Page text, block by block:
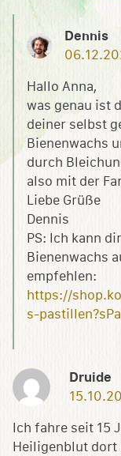
Dennis
Hallo Anna,
was genau ist
deiner selbst
Bienenwachs
durch
also mit der
Liebe Grüße
Dennis
PS: Ich kann
Bienenwachs
empfehlen:
https://
s-
Druide
Ich fahre seit 15
Heiligenblut dort